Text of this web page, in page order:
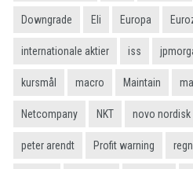
Downgrade Eli Europa
internationale aktier iss
kursmål macro Maintain
Netcompany NKT novo nordisk
peter arendt Profit warning